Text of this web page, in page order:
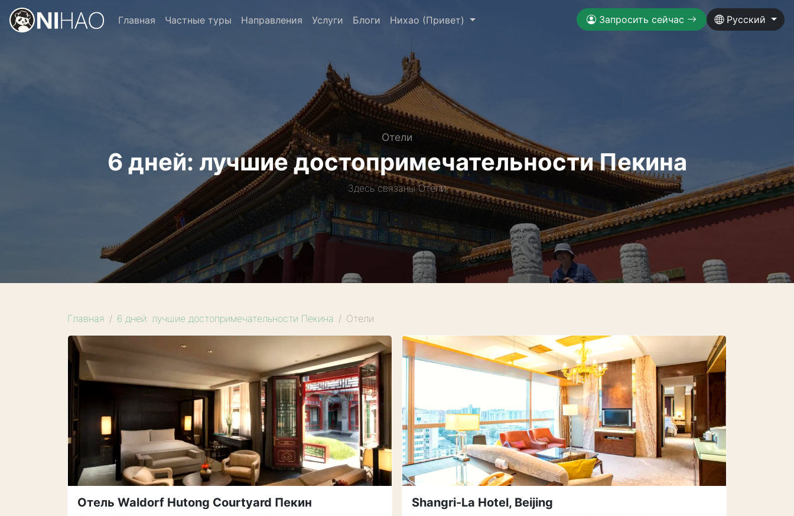
Главная Частные туры Направления Услуги Блоги Нихао (Привет) Запросить сейчас Русский
Отели
6 дней: лучшие достопримечательности Пекина
Здесь связаны Отели
Главная 6 дней: лучшие достопримечательности Пекина Отели
Отель Waldorf Hutong Courtyard Пекин Shangri-La Hotel, Beijing